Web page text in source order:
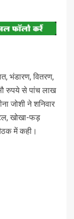
भंडारण, वितरण,
रुपये से पांच लाख
जोशी ने शनिवार
खोखा-फड़
में कही।